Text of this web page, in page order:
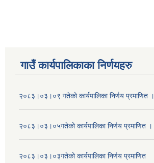
गाउँ कार्यपालिकाका निर्णयहरु
२०८३।०३।०९ गतेको कार्यपालिका निर्णय प्रमाणित ।
२०८३।०३।०५गतेको कार्यपालिका निर्णय प्रमाणित ।
२०८३।०३।०३गतेको कार्यपालिका निर्णय प्रमाणित